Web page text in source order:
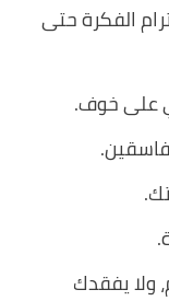
الفكرة حتى
على خوف.
ولا يفقدك